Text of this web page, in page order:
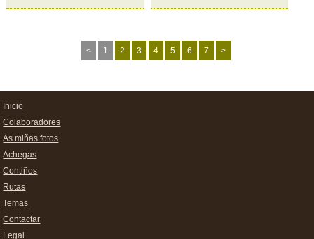
< 1 2 3 4 5 6 7 >
Inicio
Colaboradores
As miñas fotos
Achegas
Contiños
Rutas
Temas
Contactar
Legal